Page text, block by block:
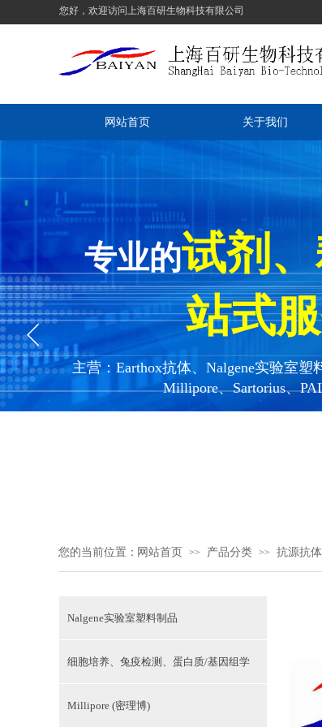
您好，欢迎访问上海百研生物科技有限公司
网站首页 关于我们
专业的试剂
站式服
主营：Earthox抗体、Nalgene实验室塑
Millipore、Sartorius、
网站首页 >> 产品分类 >> 抗源抗
您的当前位置：
Nalgene实验室塑料制品
细胞培养、兔疫检测、蛋白质/基因组学
Millipore (密理博)